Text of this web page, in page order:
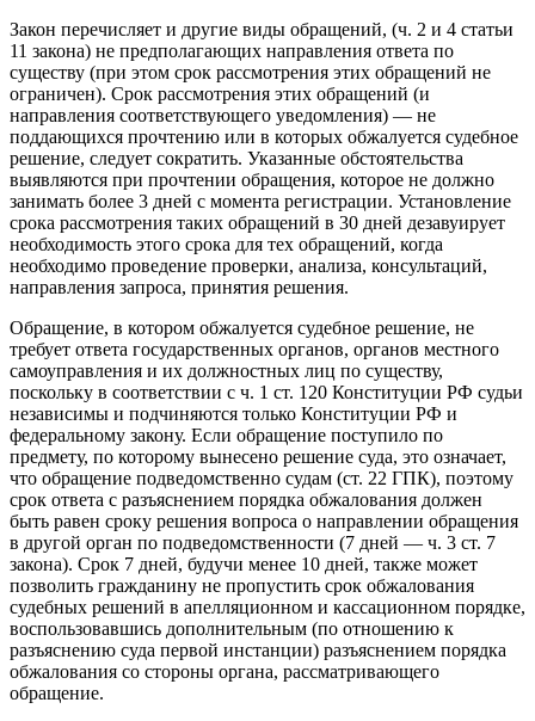
Закон перечисляет и другие виды обращений, (ч. 2 и 4 статьи
11 закона) не предполагающих направления ответа по
существу (при этом срок рассмотрения этих обращений не
ограничен). Срок рассмотрения этих обращений (и
направления соответствующего уведомления) — не
поддающихся прочтению или в которых обжалуется судебное
решение, следует сократить. Указанные обстоятельства
выявляются при прочтении обращения, которое не должно
занимать более 3 дней с момента регистрации. Установление
срока рассмотрения таких обращений в 30 дней дезавуирует
необходимость этого срока для тех обращений, когда
необходимо проведение проверки, анализа, консультаций,
направления запроса, принятия решения.
Обращение, в котором обжалуется судебное решение, не
требует ответа государственных органов, органов местного
самоуправления и их должностных лиц по существу,
поскольку в соответствии с ч. 1 ст. 120 Конституции РФ судьи
независимы и подчиняются только Конституции РФ и
федеральному закону. Если обращение поступило по
предмету, по которому вынесено решение суда, это означает,
что обращение подведомственно судам (ст. 22 ГПК), поэтому
срок ответа с разъяснением порядка обжалования должен
быть равен сроку решения вопроса о направлении обращения
в другой орган по подведомственности (7 дней — ч. 3 ст. 7
закона). Срок 7 дней, будучи менее 10 дней, также может
позволить гражданину не пропустить срок обжалования
судебных решений в апелляционном и кассационном порядке,
воспользовавшись дополнительным (по отношению к
разъяснению суда первой инстанции) разъяснением порядка
обжалования со стороны органа, рассматривающего
обращение.